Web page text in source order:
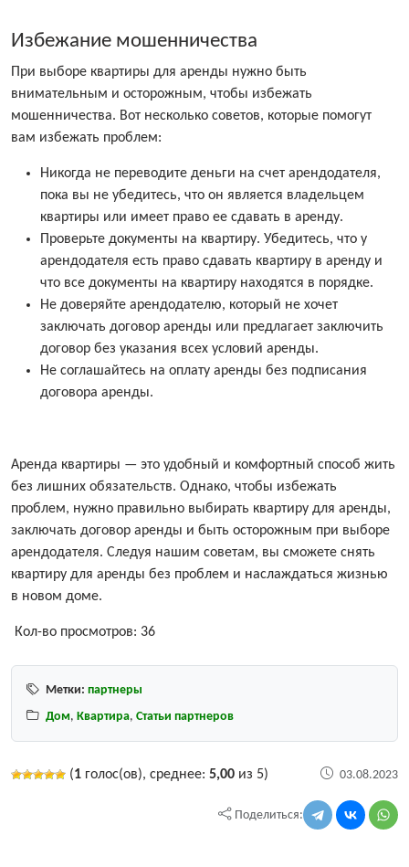
Избежание мошенничества
При выборе квартиры для аренды нужно быть
внимательным и осторожным, чтобы избежать
мошенничества. Вот несколько советов, которые помогут
вам избежать проблем:
Никогда не переводите деньги на счет арендодателя,
пока вы не убедитесь, что он является владельцем
квартиры или имеет право ее сдавать в аренду.
Проверьте документы на квартиру. Убедитесь, что у
арендодателя есть право сдавать квартиру в аренду и
что все документы на квартиру находятся в порядке.
Не доверяйте арендодателю, который не хочет
заключать договор аренды или предлагает заключить
договор без указания всех условий аренды.
Не соглашайтесь на оплату аренды без подписания
договора аренды.
Аренда квартиры — это удобный и комфортный способ жить
без лишних обязательств. Однако, чтобы избежать
проблем, нужно правильно выбирать квартиру для аренды,
заключать договор аренды и быть осторожным при выборе
арендодателя. Следуя нашим советам, вы сможете снять
квартиру для аренды без проблем и наслаждаться жизнью
в новом доме.
Кол-во просмотров: 36
Метки: партнеры
Дом, Квартира, Статьи партнеров
(1 голос(ов), среднее: 5,00 из 5) 03.08.2023
Поделиться: